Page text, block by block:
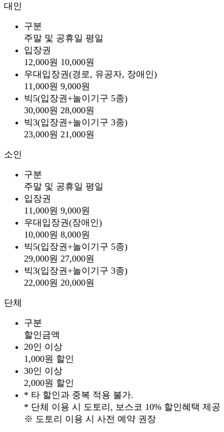
대인
구분
주말 및 공휴일 평일
입장권
12,000원 10,000원
우대입장권(경로, 유공자, 장애인)
11,000원 9,000원
빅5(입장권+놀이기구 5종)
30,000원 28,000원
빅3(입장권+놀이기구 3종)
23,000원 21,000원
소인
구분
주말 및 공휴일 평일
입장권
11,000원 9,000원
우대입장권(장애인)
10,000원 8,000원
빅5(입장권+놀이기구 5종)
29,000원 27,000원
빅3(입장권+놀이기구 3종)
22,000원 20,000원
단체
구분
할인금액
20인 이상
1,000원 할인
30인 이상
2,000원 할인
* 타 할인과 중복 적용 불가.
* 단체 이용 시 도토리, 보스코 10% 할인혜택 제공
※ 도토리 이용 시 사전 예약 권장